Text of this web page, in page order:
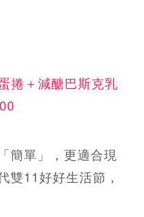
捲＋減醣巴斯克乳
簡單」，更適合現
雙11好好生活節，